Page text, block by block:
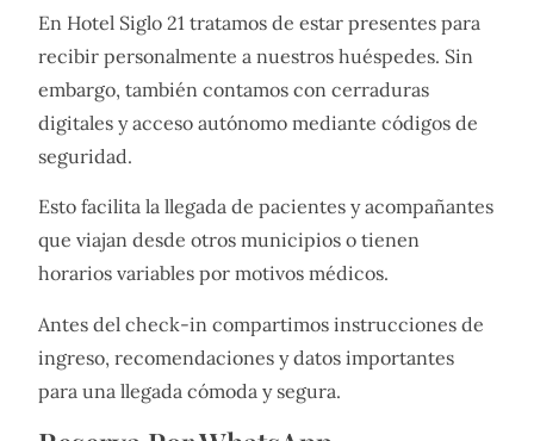
En Hotel Siglo 21 tratamos de estar presentes para
recibir personalmente a nuestros huéspedes. Sin
embargo, también contamos con cerraduras
digitales y acceso autónomo mediante códigos de
seguridad.
Esto facilita la llegada de pacientes y acompañantes
que viajan desde otros municipios o tienen
horarios variables por motivos médicos.
Antes del check-in compartimos instrucciones de
ingreso, recomendaciones y datos importantes
para una llegada cómoda y segura.